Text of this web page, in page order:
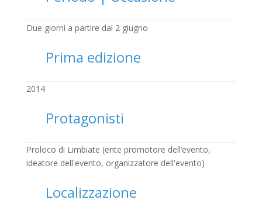
Due giorni a partire dal 2 giugno
Prima edizione
2014
Protagonisti
Proloco di Limbiate (ente promotore dell’evento,
ideatore dell'evento, organizzatore dell'evento)
Localizzazione